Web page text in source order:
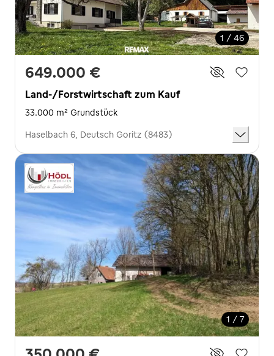
1 / 46
649.000 €
Land-/Forstwirtschaft zum Kauf
33.000 m² Grundstück
Haselbach 6, Deutsch Goritz (8483)
1 / 7